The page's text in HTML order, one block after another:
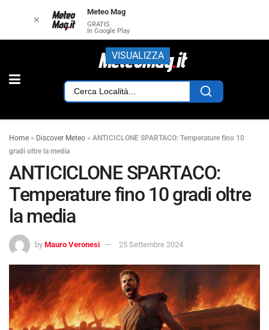
Home » Discover Meteo » ANTICICLONE SPARTACO: Temperature fino 10
gradi oltre la media
ANTICICLONE SPARTACO:
Temperature fino 10 gradi oltre
la media
by Mauro Veronesi 25 Settembre 2024
✕
Meteo Mag
GRATIS
In Google Play
VISUALIZZA